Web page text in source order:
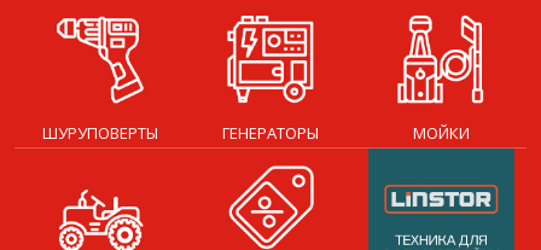
ШУРУПОВЕРТЫ ГЕНЕРАТОРЫ МОЙКИ